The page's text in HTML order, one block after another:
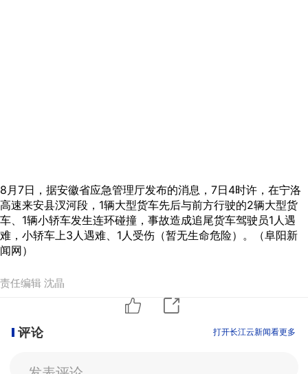
8月7日，据安徽省应急管理厅发布的消息，7日4时许，在宁洛
高速来安县汊河段，1辆大型货车先后与前方行驶的2辆大型货
车、1辆小轿车发生连环碰撞，事故造成追尾货车驾驶员1人遇
难，小轿车上3人遇难、1人受伤（暂无生命危险）。（阜阳新
闻网）
责任编辑 沈晶
评论 打开长江云新闻看更多